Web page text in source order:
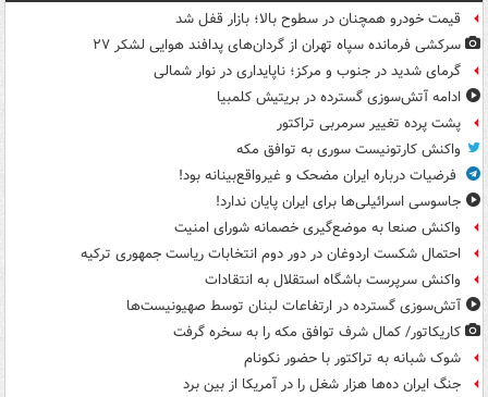
قیمت خودرو همچنان در سطوح بالا؛ بازار قفل شد
سرکشی فرمانده سپاه تهران از گردان‌های پدافند هوایی لشکر ۲۷
گرمای شدید در جنوب و مرکز؛ ناپایداری در نوار شمالی
ادامه آتش‌سوزی گسترده در بریتیش کلمبیا
پشت پرده تغییر سرمربی تراکتور
واکنش کارتونیست سوری به توافق مکه
فرضیات درباره ایران مضحک و غیرواقع‌بینانه بود!
جاسوسی اسرائیلی‌ها برای ایران پایان ندارد!
واکنش صنعا به موضع‌گیری خصمانه شورای امنیت
احتمال شکست اردوغان در دور دوم انتخابات ریاست جمهوری ترکیه
واکنش سرپرست باشگاه استقلال به انتقادات
آتش‌سوزی گسترده در ارتفاعات لبنان توسط صهیونیست‌ها
کاریکاتور/ کمال شرف توافق مکه را به سخره گرفت
شوک شبانه به تراکتور با حضور نکونام
جنگ ایران ده‌ها هزار شغل را در آمریکا از بین برد